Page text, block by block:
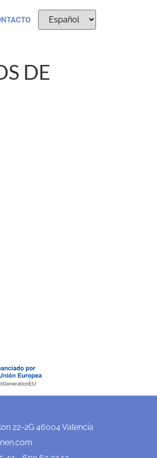
DE
22-2G 46004 Valencia